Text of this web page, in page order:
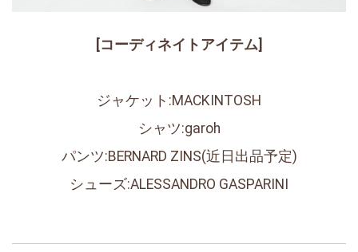
[コーディネイトアイテム]
ジャケット:MACKINTOSH
シャツ:garoh
パンツ:BERNARD ZINS(近日出品予定)
シューズ:ALESSANDRO GASPARINI